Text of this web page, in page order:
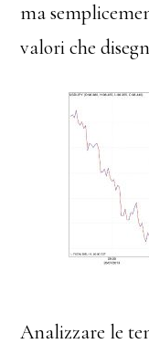
ma
valori che
Analizzare le